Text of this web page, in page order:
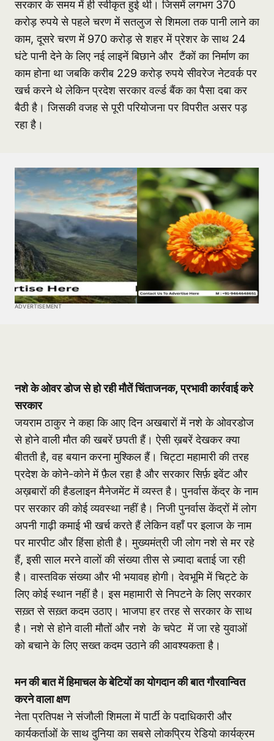
सरकार के समय में ही स्वीकृत हुई थी। जिसमें लगभग 370
करोड़ रुपये से पहले चरण में सतलुज से शिमला तक पानी लाने का
काम, दूसरे चरण में 970 करोड़ से शहर में प्रेशर के साथ 24
घंटे पानी देने के लिए नई लाइनें बिछाने और टैंकों का निर्माण का
काम होना था जबकि करीब 229 करोड़ रुपये सीवरेज नेटवर्क पर
खर्च करने थे लेकिन प्रदेश सरकार वर्ल्ड बैंक का पैसा दबा कर
बैठी है। जिसकी वजह से पूरी परियोजना पर विपरीत असर पड़
रहा है।
ADVERTISEMENT
नशे के ओवर डोज से हो रही मौतें चिंताजनक, प्रभावी कार्रवाई करे
सरकार
जयराम ठाकुर ने कहा कि आए दिन अखबारों में नशे के ओवरडोज
से होने वाली मौत की खबरें छपती हैं। ऐसी ख़बरें देखकर क्या
बीतती है, वह बयान करना मुश्किल हैं। चिट्टा महामारी की तरह
प्रदेश के कोने-कोने में फ़ैल रहा है और सरकार सिर्फ़ इवेंट और
अख़बारों की हैडलाइन मैनेजमेंट में व्यस्त है। पुनर्वास केंद्र के नाम
पर सरकार की कोई व्यवस्था नहीं है। निजी पुनर्वास केंद्रों में लोग
अपनी गाढ़ी कमाई भी खर्च करते हैं लेकिन वहाँ पर इलाज के नाम
पर मारपीट और हिंसा होती है। मुख्यमंत्री जी लोग नशे से मर रहे
हैं, इसी साल मरने वालों की संख्या तीस से ज़्यादा बताई जा रही
है। वास्तविक संख्या और भी भयावह होगी। देवभूमि में चिट्टे के
लिए कोई स्थान नहीं है। इस महामारी से निपटने के लिए सरकार
सख़्त से सख़्त कदम उठाए। भाजपा हर तरह से सरकार के साथ
है। नशे से होने वाली मौतों और नशे के चपेट में जा रहे युवाओं
को बचाने के लिए सख्त कदम उठाने की आवश्यकता है।
मन की बात में हिमाचल के बेटियों का योगदान की बात गौरवान्वित
करने वाला क्षण
नेता प्रतिपक्ष ने संजौली शिमला में पार्टी के पदाधिकारी और
कार्यकर्ताओं के साथ दुनिया का सबसे लोकप्रिय रेडियो कार्यक्रम